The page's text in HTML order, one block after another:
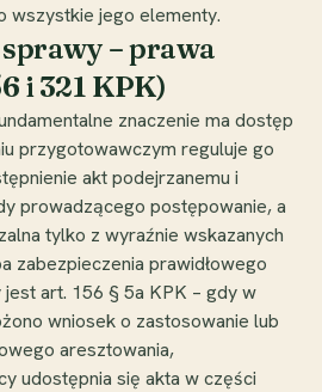
wszystkie jego elementy.
– prawa
i 321 KPK)
znaczenie ma dostęp
przygotowawczym reguluje go
akt podejrzanemu i
prowadzącego postępowanie, a
tylko z wyraźnie wskazanych
zabezpieczenia prawidłowego
art. 156 § 5a KPK – gdy w
wniosek o zastosowanie lub
aresztowania,
udostępnia się akta w części